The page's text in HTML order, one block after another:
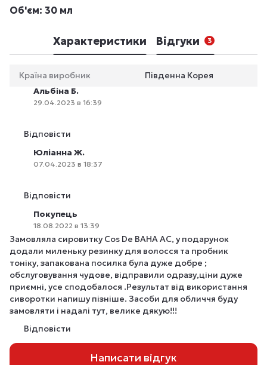
Об'єм: 30 мл
Характеристики Відгуки 3
Країна виробник
Південна Корея
Альбіна Б.
29.04.2023 в 16:39
Відповісти
Юліанна Ж.
07.04.2023 в 18:37
Відповісти
Покупець
18.08.2022 в 13:39
Замовляла сировитку Cos De BAHA AC, у подарунок
додали миленьку резинку для волосся та пробник
тоніку, запакована посилка була дуже добре ;
обслуговування чудове, відправили одразу,ціни дуже
приємні, усе сподобалося .Результат від використання
сиворотки напишу пізніше. Засоби для обличчя буду
замовляти і надалі тут, велике дякую!!!
Відповісти
Написати відгук